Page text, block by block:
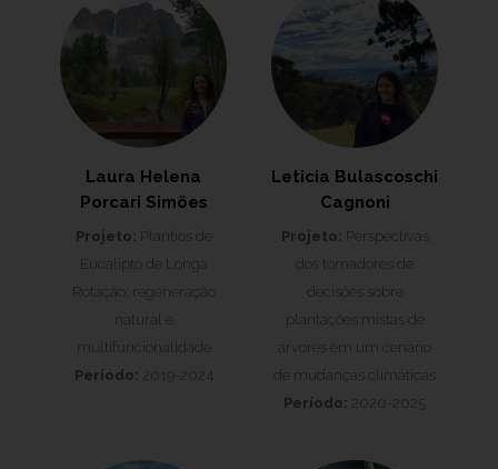
Laura Helena
Porcari Simões
Projeto: Plantios de
Eucalipto de Longa
Rotação: regeneração
natural e
multifuncionalidade
Período: 2019-2024
Leticia Bulascoschi
Cagnoni
Projeto: Perspectivas
dos tomadores de
decisões sobre
plantações mistas de
árvores em um cenário
de mudanças climáticas
Período: